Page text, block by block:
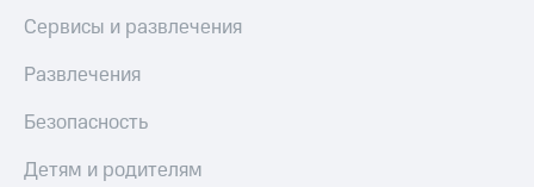
Сервисы и развлечения
Развлечения
Безопасность
Детям и родителям